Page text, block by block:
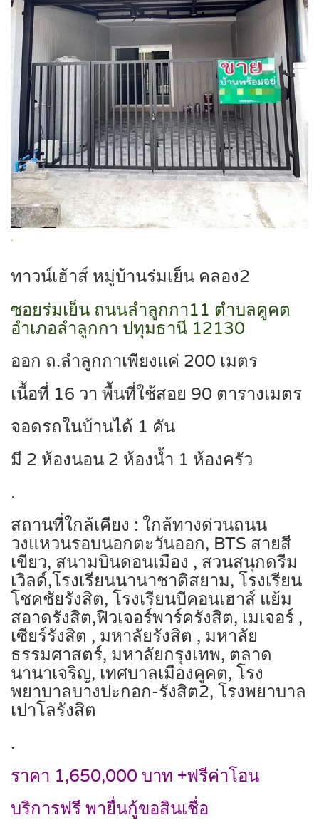
.
ทาวน์เฮ้าส์ หมู่บ้านร่มเย็น คลอง2
ซอยร่มเย็น ถนนลำลูกกา11 ตำบลคูคต
อำเภอลำลูกกา ปทุมธานี 12130
ออก ถ.ลำลูกกาเพียงแค่ 200 เมตร
เนื้อที่ 16 วา พื้นที่ใช้สอย 90 ตารางเมตร
จอดรถในบ้านได้ 1 คัน
มี 2 ห้องนอน 2 ห้องน้ำ 1 ห้องครัว
.
สถานที่ใกล้เคียง : ใกล้ทางด่วนถนน
วงแหวนรอบนอกตะวันออก, BTS สายสี
เขียว, สนามบินดอนเมือง , สวนสนุกดรีม
เวิลด์,โรงเรียนนานาชาติสยาม, โรงเรียน
โชคชัยรังสิต, โรงเรียนบีคอนเฮาส์ แย้ม
สอาดรังสิต,ฟิวเจอร์พาร์ครังสิต, เมเจอร์ ,
เซียร์รังสิต , มหาลัยรังสิต , มหาลัย
ธรรมศาสตร์, มหาลัยกรุงเทพ, ตลาด
นานาเจริญ, เทศบาลเมืองคูคต, โรง
พยาบาลบางปะกอก-รังสิต2, โรงพยาบาล
เปาโลรังสิต
.
ราคา 1,650,000 บาท +ฟรีค่าโอน
บริการฟรี พายื่นกู้ขอสินเชื่อ